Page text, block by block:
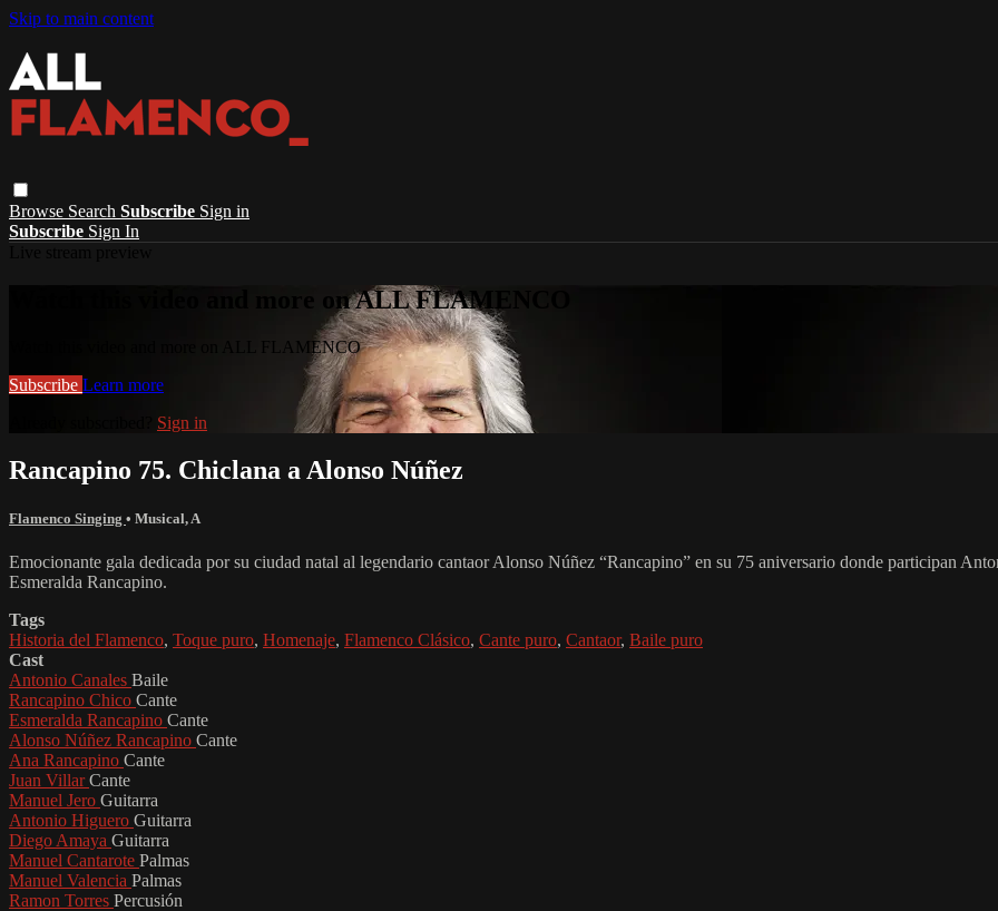
Skip to main content
Browse Search Subscribe Sign in
Subscribe Sign In
Watch this video and more on ALL FLAMENCO
Watch this video and more on ALL FLAMENCO
Subscribe Learn more
Sign in
Rancapino 75. Chiclana a Alonso Núñez
Flamenco Singing • Musical, A
Emocionante gala dedicada por su ciudad natal al legendario cantaor Alonso Núñez “Rancapino” en su 75 aniversario donde participan
Esmeralda Rancapino.
Tags
Historia del Flamenco, Toque puro, Homenaje, Flamenco Clásico, Cante puro, Cantaor, Baile puro
Cast
Antonio Canales Baile
Rancapino Chico Cante
Esmeralda Rancapino Cante
Alonso Núñez Rancapino Cante
Ana Rancapino Cante
Juan VillarCante
Manuel Jero Guitarra
Antonio Higuero Guitarra
Diego Amaya Guitarra
Manuel Cantarote Palmas
Manuel Valencia Palmas
Ramon Torres Percusión